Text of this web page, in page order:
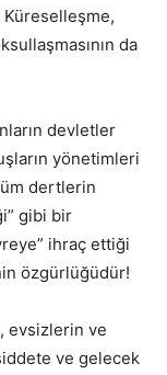
da
devletler
yönetimleri
dertlerin
gibi bir
ihraç ettiği
özgürlüğüdür!
evsizlerin ve
ve gelecek